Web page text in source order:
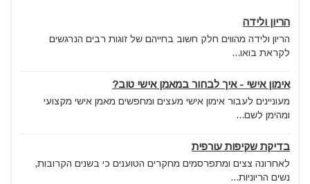
הריון ולידה
הריון ולידה מהווים חלק חשוב בחייהם של זוגות רבים הנרגשים
לקראת בואו...
אימון אישי - איך לבחור במאמן אישי טוב?
מעוניינים לעבור אימון אישי מעצים ומחפשים מאמן אישי מקצועי
ומהימן לשם...
בדיקת שקיפות עורפית
לאחרונה צצים ומתפרסמים מחקרים הטוענים כי בשנים הקרובות,
נשים הריוניות...